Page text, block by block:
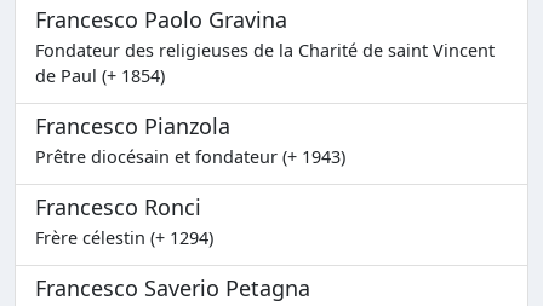
Francesco Paolo Gravina
Fondateur des religieuses de la Charité de saint Vincent
de Paul (+ 1854)
Francesco Pianzola
Prêtre diocésain et fondateur (+ 1943)
Francesco Ronci
Frère célestin (+ 1294)
Francesco Saverio Petagna